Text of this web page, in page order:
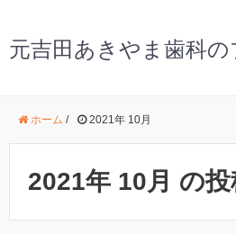
元吉田あきやま歯科
ホーム / 2021年 10月
2021年 10月 の